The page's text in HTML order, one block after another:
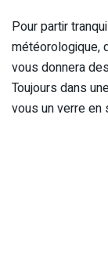
Pour partir
météorologique,
vous donnera
Toujours dans
vous un verre